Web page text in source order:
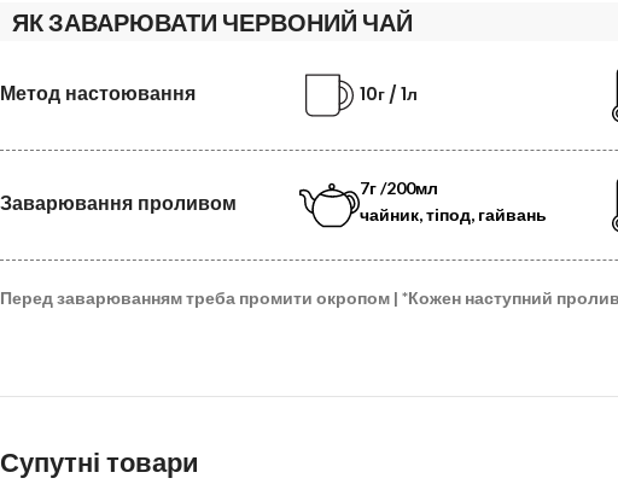
ЯК ЗАВАРЮВАТИ ЧЕРВОНИЙ ЧАЙ
Метод настоювання 10г / 1л
Заварювання проливом
7г /200мл
чайник, тіпод, гайвань
Перед заварюванням треба промити окропом | *Кожен наступний пролив
Супутні товари